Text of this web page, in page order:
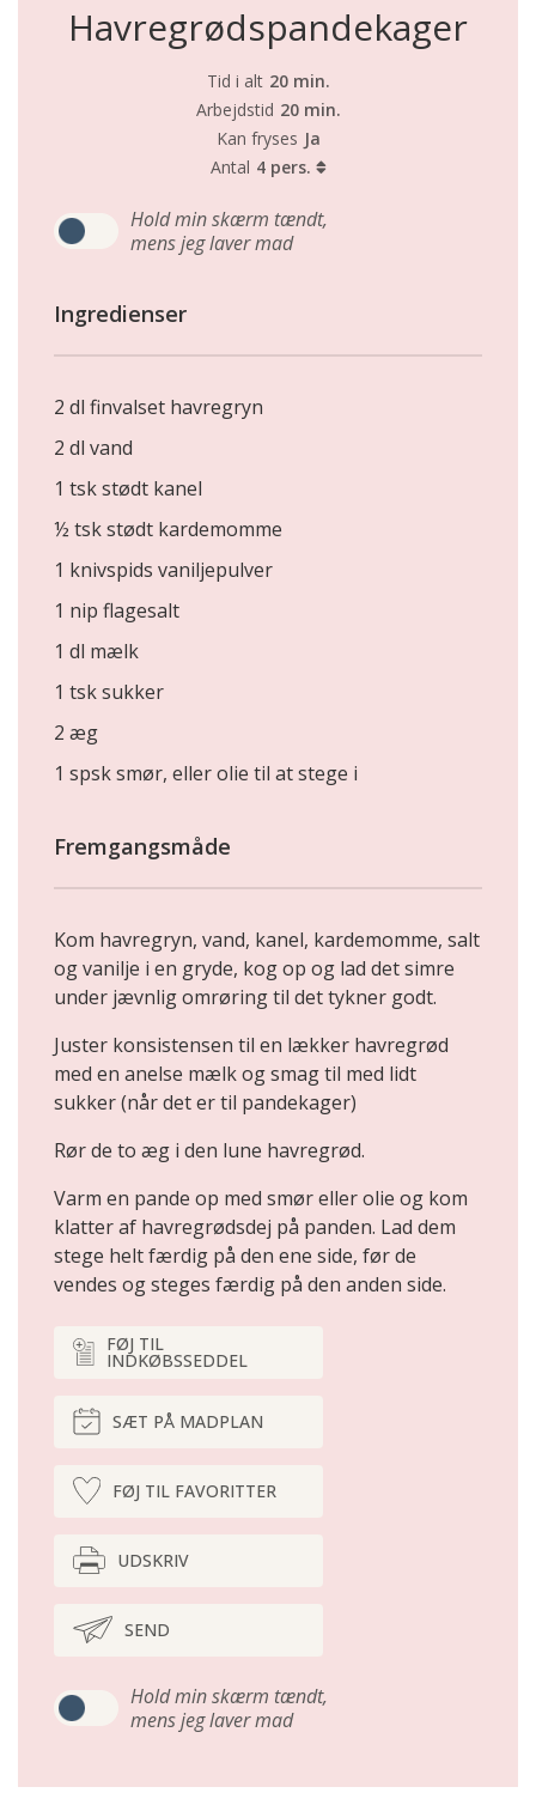
Havregrødspandekager
Tid i alt 20 min.
Arbejdstid 20 min.
Kan fryses Ja
Antal 4 pers.
Hold min skærm tændt,
mens jeg laver mad
Ingredienser
2 dl finvalset havregryn
2 dl vand
1 tsk stødt kanel
½ tsk stødt kardemomme
1 knivspids vaniljepulver
1 nip flagesalt
1 dl mælk
1 tsk sukker
2 æg
1 spsk smør, eller olie til at stege i
Fremgangsmåde
Kom havregryn, vand, kanel, kardemomme, salt
og vanilje i en gryde, kog op og lad det simre
under jævnlig omrøring til det tykner godt.
Juster konsistensen til en lækker havregrød
med en anelse mælk og smag til med lidt
sukker (når det er til pandekager)
Rør de to æg i den lune havregrød.
Varm en pande op med smør eller olie og kom
klatter af havregrødsdej på panden. Lad dem
stege helt færdig på den ene side, før de
vendes og steges færdig på den anden side.
FØJ TIL
INDKØBSSEDDEL
SÆT PÅ MADPLAN
FØJ TIL FAVORITTER
UDSKRIV
SEND
Hold min skærm tændt,
mens jeg laver mad